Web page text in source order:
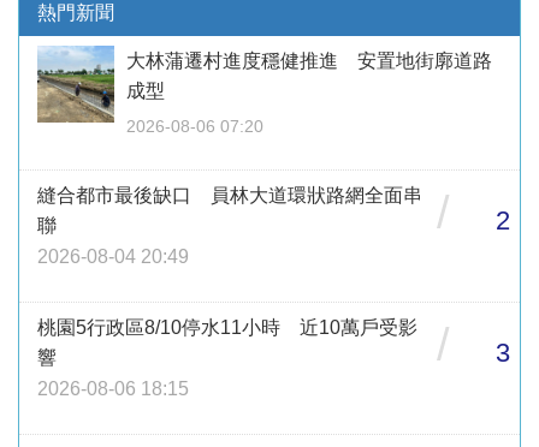
熱門新聞
大林蒲遷村進度穩健推進 安置地街廓道路
成型
2026-08-06 07:20
縫合都市最後缺口 員林大道環狀路網全面串
聯
2026-08-04 20:49
/ 2
桃園5行政區8/10停水11小時 近10萬戶受影
響
2026-08-06 18:15
/ 3